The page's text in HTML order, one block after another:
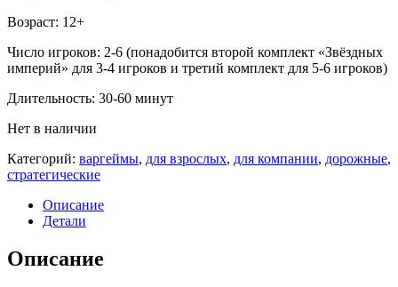
Возраст: 12+
Число игроков: 2-6 (понадобится второй комплект «Звёздных
империй» для 3-4 игроков и третий комплект для 5-6 игроков)
Длительность: 30-60 минут
Нет в наличии
Категорий: варгеймы, для взрослых, для компании, дорожные,
стратегические
Описание
Детали
Описание